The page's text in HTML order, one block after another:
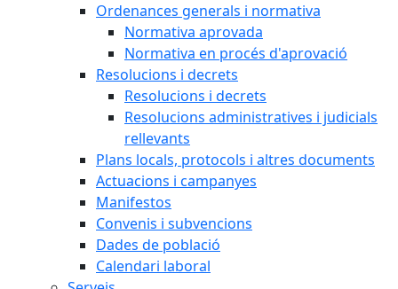
Ordenances generals i normativa
Normativa aprovada
Normativa en procés d'aprovació
Resolucions i decrets
Resolucions i decrets
Resolucions administratives i judicials
rellevants
Plans locals, protocols i altres documents
Actuacions i campanyes
Manifestos
Convenis i subvencions
Dades de població
Calendari laboral